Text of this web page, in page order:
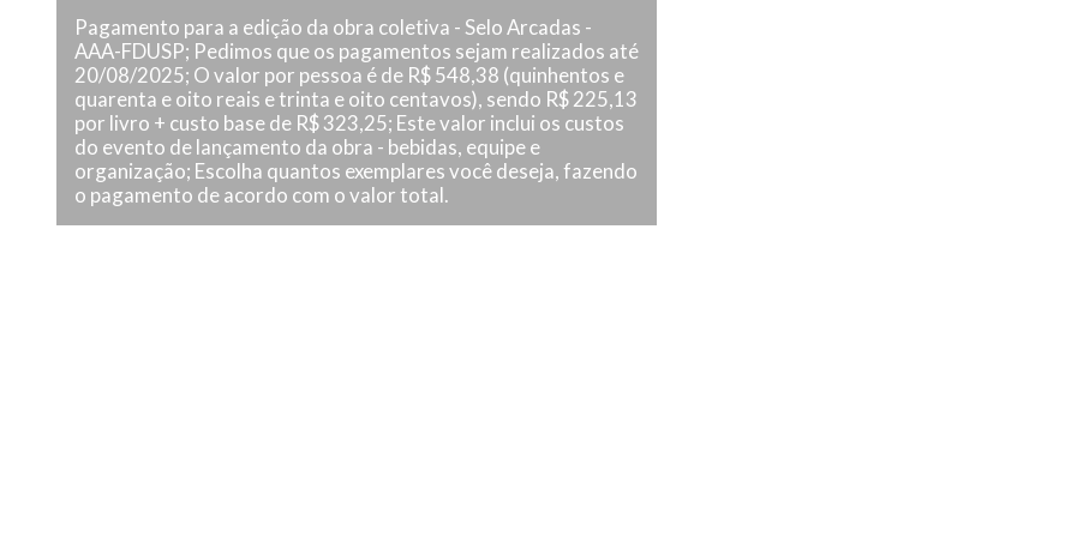
Pagamento para a edição da obra coletiva - Selo Arcadas -
AAA-FDUSP; Pedimos que os pagamentos sejam realizados até
20/08/2025; O valor por pessoa é de R$ 548,38 (quinhentos e
quarenta e oito reais e trinta e oito centavos), sendo R$ 225,13
por livro + custo base de R$ 323,25; Este valor inclui os custos
do evento de lançamento da obra - bebidas, equipe e
organização; Escolha quantos exemplares você deseja, fazendo
o pagamento de acordo com o valor total.